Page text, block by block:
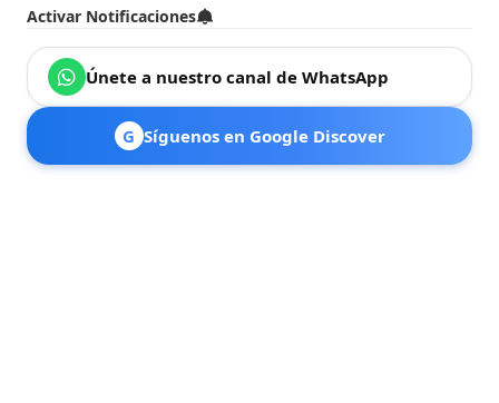
Activar Notificaciones
Únete a nuestro canal de WhatsApp
G Síguenos en Google Discover